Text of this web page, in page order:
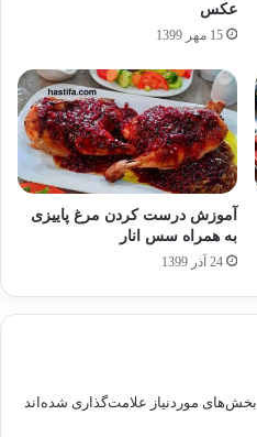
عکس
15 مهر 1399
آموزش درست کردن مرغ پاییزی
به همراه سس انار
24 آذر 1399
بخش‌های موردنیاز علامت‌گذاری شده‌اند